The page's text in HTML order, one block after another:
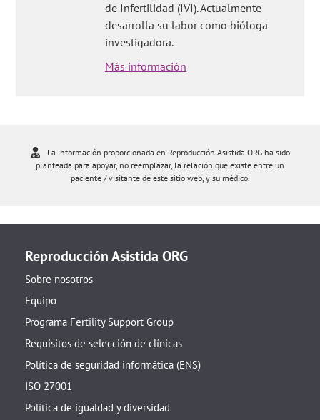
de Infertilidad (IVI). Actualmente
desarrolla su labor como bióloga
investigadora.
Más información
La información proporcionada en Reproducción Asistida ORG ha sido
planteada para apoyar, no reemplazar, la relación que existe entre un
paciente / visitante de este sitio web, y su médico.
Reproducción Asistida ORG
Sobre nosotros
Equipo
Programa Fertility Support Group
Requisitos de selección de clínicas
Política de seguridad informática (ENS)
ISO 27001
Política de igualdad y diversidad